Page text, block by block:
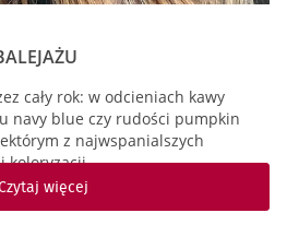
cały rok: w odcieniach kawy
navy blue czy rudości pumpkin
z najwspanialszych
koloryzacji…
więcej